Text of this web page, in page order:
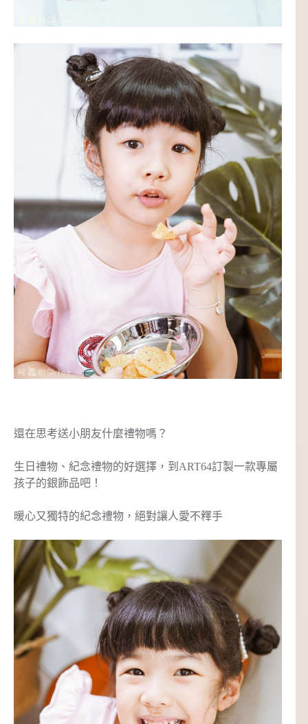
還在思考送小朋友什麼禮物嗎？
生日禮物、紀念禮物的好選擇，到ART64訂製一款專屬
孩子的銀飾品吧！
暖心又獨特的紀念禮物，絕對讓人愛不釋手